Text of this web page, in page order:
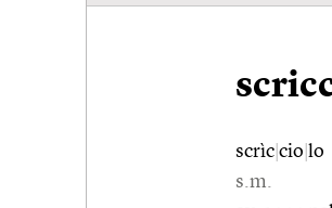
scrìc cio lo
s.m.